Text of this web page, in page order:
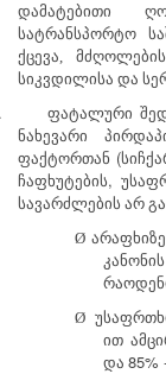
დამატებითი
სატრანსპორტო
ქცევა,
სიკვდილისა და
ფატალური
ნახევარი
ფაქტორთან (
ჩაფხუტების,
სავარძლების არ
Ø
კანონის
Ø
ით
და 85%